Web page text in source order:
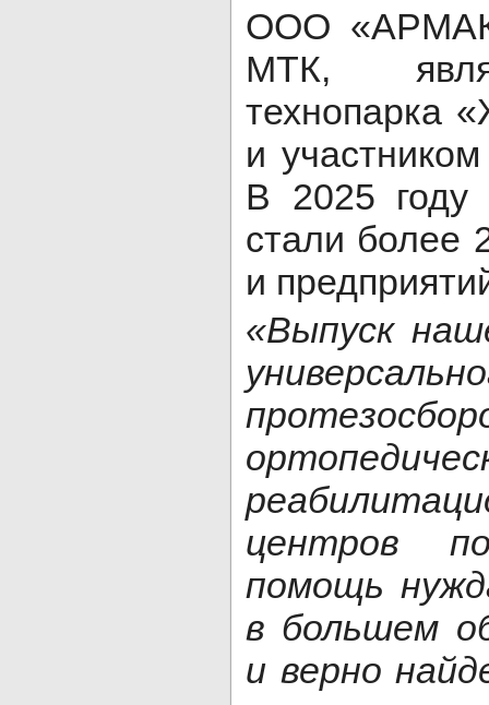
ООО
МТК,
технопарка
и
В 2025 году
стали более
и
«Выпуск
центров
помощь
в большем
и верно